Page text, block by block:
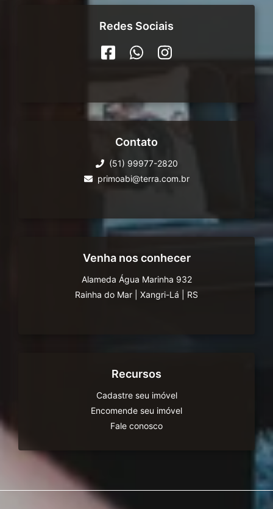
Redes Sociais
Contato
(51) 99977-2820
primoabi@terra.com.br
Venha nos conhecer
Alameda Água Marinha 932
Rainha do Mar
Xangri-Lá RS
Recursos
Cadastre seu imóvel
Encomende seu imóvel
Fale conosco